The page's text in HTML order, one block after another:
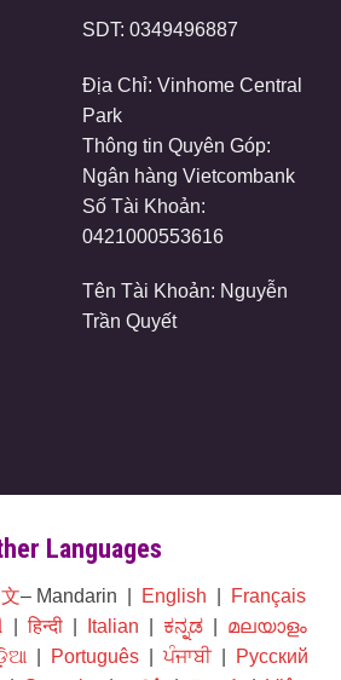
SDT: 0349496887
Địa Chỉ: Vinhome Central
Park
Thông tin Quyên Góp:
Ngân hàng Vietcombank
Số Tài Khoản:
0421000553616
Tên Tài Khoản: Nguyễn
Trần Quyết
Languages
– Mandarin | English
Français
|हिन्दी| Italian ಕನ್ನಡ| മലയാളം
| Português| ਪੰਜਾਬੀ|
Русский